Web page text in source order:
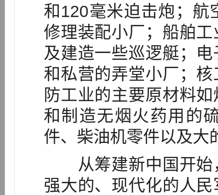
和120毫米迫击炮；航
修理装配小厂；船舶
及建造一些巡逻艇；
和私营的弄堂小厂；
防工业的主要原材料
和制造无烟火药用的
件、柴油机零件以及大
从筹建新中国开始
强大的、现代化的人